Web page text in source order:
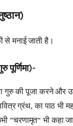
से मनाई जाती है।
पूर्णिमा)-
गुरु की पूजा करने और
ग्रंथ, का पाठ भी
”चरणामृत” भी कहा